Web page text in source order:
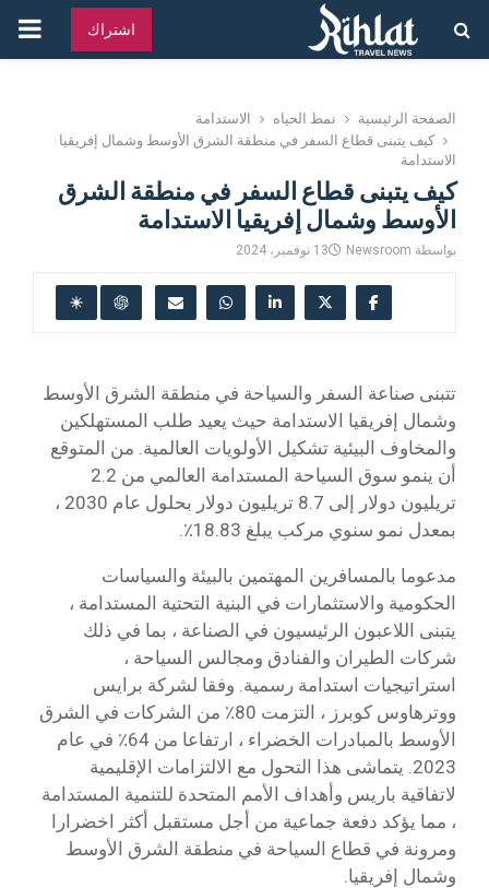
اشتراك
الصفحة الرئيسية نمط الحياه
الاستدامة
كيف يتبنى قطاع السفر في منطقة الشرق الأوسط وشمال إفريقيا
الاستدامة
كيف يتبنى قطاع السفر في منطقة الشرق
الأوسط وشمال إفريقيا الاستدامة
بواسطة Newsroom 13 نوفمبر، 2024
تتبنى صناعة السفر والسياحة في منطقة الشرق الأوسط
وشمال إفريقيا الاستدامة حيث يعيد طلب المستهلكين
والمخاوف البيئية تشكيل الأولويات العالمية. من المتوقع
أن ينمو سوق السياحة المستدامة العالمي من 2.2
تريليون دولار إلى 8.7 تريليون دولار بحلول عام 2030 ،
بمعدل نمو سنوي مركب يبلغ 18.83٪.
مدعوما بالمسافرين المهتمين بالبيئة والسياسات
الحكومية والاستثمارات في البنية التحتية المستدامة ،
يتبنى اللاعبون الرئيسيون في الصناعة ، بما في ذلك
شركات الطيران والفنادق ومجالس السياحة ،
استراتيجيات استدامة رسمية. وفقا لشركة برايس
ووترهاوس كوبرز ، التزمت 80٪ من الشركات في الشرق
الأوسط بالمبادرات الخضراء ، ارتفاعا من 64٪ في عام
2023. يتماشى هذا التحول مع الالتزامات الإقليمية
لاتفاقية باريس وأهداف الأمم المتحدة للتنمية المستدامة
، مما يؤكد دفعة جماعية من أجل مستقبل أكثر اخضرارا
ومرونة في قطاع السياحة في منطقة الشرق الأوسط
وشمال إفريقيا.